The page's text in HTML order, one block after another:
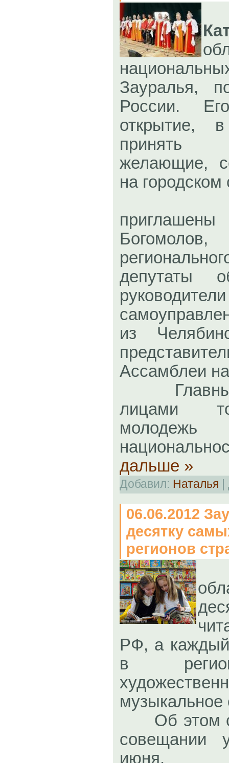
Зауралья,
России.
открытие,
принять
желающие,
на городском
приглашены
депутаты
из
Ассамблеи
лицами
дальше »
Добавил: Наталья |
06.06.2012
десятку
регионов
РФ, а
в
музыкальное
Об этом
совещании
июня.